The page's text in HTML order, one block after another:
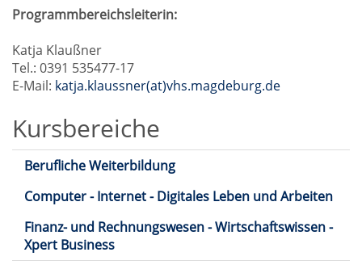
Beruf
und
Karriere
Programmbereichsleiterin:
Katja Klaußner
Tel.: 0391 535477-17
E-Mail: katja.klaussner(at)vhs.magdeburg.de
Kursbereiche
Berufliche Weiterbildung
Computer - Internet - Digitales Leben und Arbeiten
Finanz- und Rechnungswesen - Wirtschaftswissen -
Xpert Business